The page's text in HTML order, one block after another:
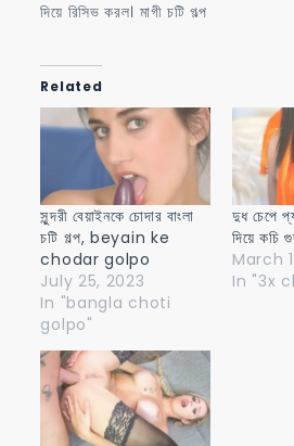
দিয়ে রিসিভ করল। মাগী চটি গল্প
Related
সুন্দরী বেয়াইনকে চোদার বাংলা
চটি গল্প, beyain ke
chodar golpo
July 25, 2023
In "bangla choti
golpo"
দুধ চেপে
দিয়ে কচি
March
In "3x